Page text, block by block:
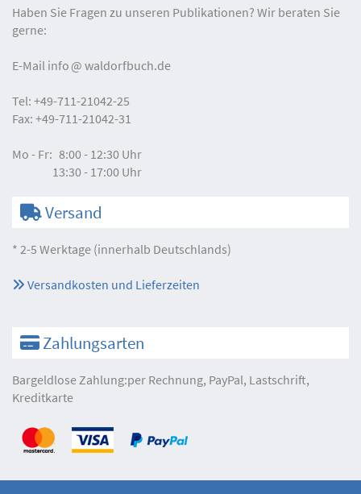
Haben Sie Fragen zu unseren Publikationen? Wir beraten Sie
gerne:
E-Mail info waldorfbuch.de
Tel: +49-711-21042-25
Fax: +49-711-21042-31
Mo - Fr: 8:00 - 12:30 Uhr
13:30 - 17:00 Uhr
Versand
* 2-5 Werktage (innerhalb Deutschlands)
Versandkosten und Lieferzeiten
Zahlungsarten
Bargeldlose Zahlung:per Rechnung, PayPal, Lastschrift,
Kreditkarte